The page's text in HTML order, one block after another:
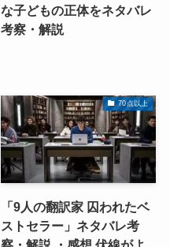
な子どもの正体をネタバレ
考察・解説
70点以上
「9人の翻訳家 囚われたベ
ストセラー」ネタバレ考